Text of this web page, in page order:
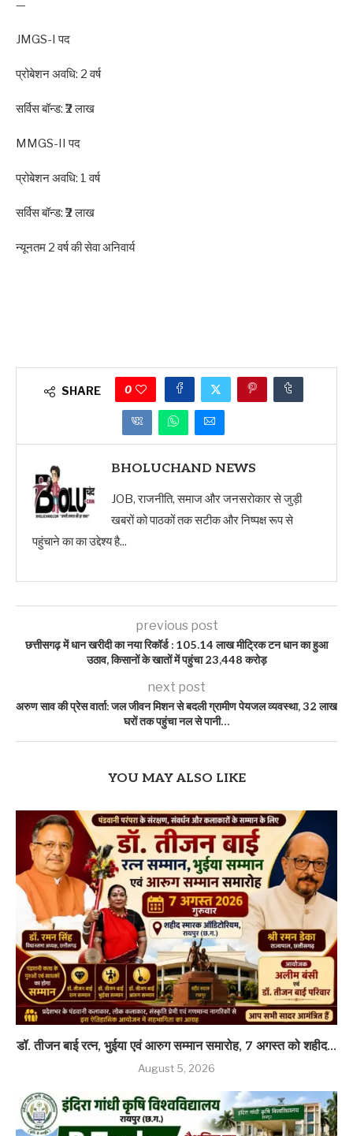
—
JMGS-I पद
प्रोबेशन अवधि: 2 वर्ष
सर्विस बॉन्ड: ₹2 लाख
MMGS-II पद
प्रोबेशन अवधि: 1 वर्ष
सर्विस बॉन्ड: ₹2 लाख
न्यूनतम 2 वर्ष की सेवा अनिवार्य
SHARE 0
BHOLUCHAND NEWS
JOB, राजनीति, समाज और जनसरोकार से जुड़ी
खबरों को पाठकों तक सटीक और निष्पक्ष रूप से
पहुंचाने का का उद्देश्य है...
previous post
छत्तीसगढ़ में धान खरीदी का नया रिकॉर्ड : 105.14 लाख मीट्रिक टन धान का हुआ
उठाव, किसानों के खातों में पहुंचा 23,448 करोड़
next post
अरुण साव की प्रेस वार्ता: जल जीवन मिशन से बदली ग्रामीण पेयजल व्यवस्था, 32 लाख
घरों तक पहुंचा नल से पानी…
YOU MAY ALSO LIKE
डॉ. तीजन बाई रत्न, भुईया एवं आरुग सम्मान समारोह, 7 अगस्त को शहीद...
August 5, 2026